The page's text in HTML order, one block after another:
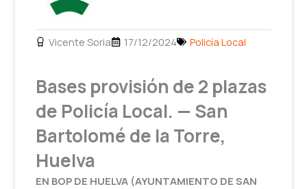
Vicente Soria 17/12/2024 Policía Local
Bases provisión de 2 plazas
de Policía Local. — San
Bartolomé de la Torre,
Huelva
EN BOP DE HUELVA (AYUNTAMIENTO DE SAN